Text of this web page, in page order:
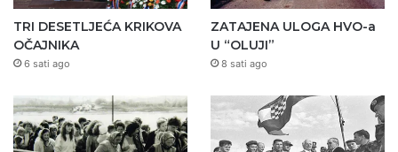
TRI DESETLJEĆA KRIKOVA
OČAJNIKA
6 sati ago
ZATAJENA ULOGA HVO-a
U “OLUJI”
8 sati ago